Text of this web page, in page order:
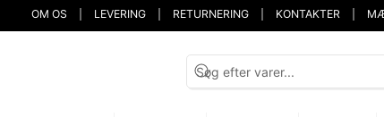
OM OS LEVERING RETURNERING KONTAKTER